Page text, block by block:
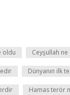
oldu Ceyşullah
Dünyanın ilk
Hamas terör